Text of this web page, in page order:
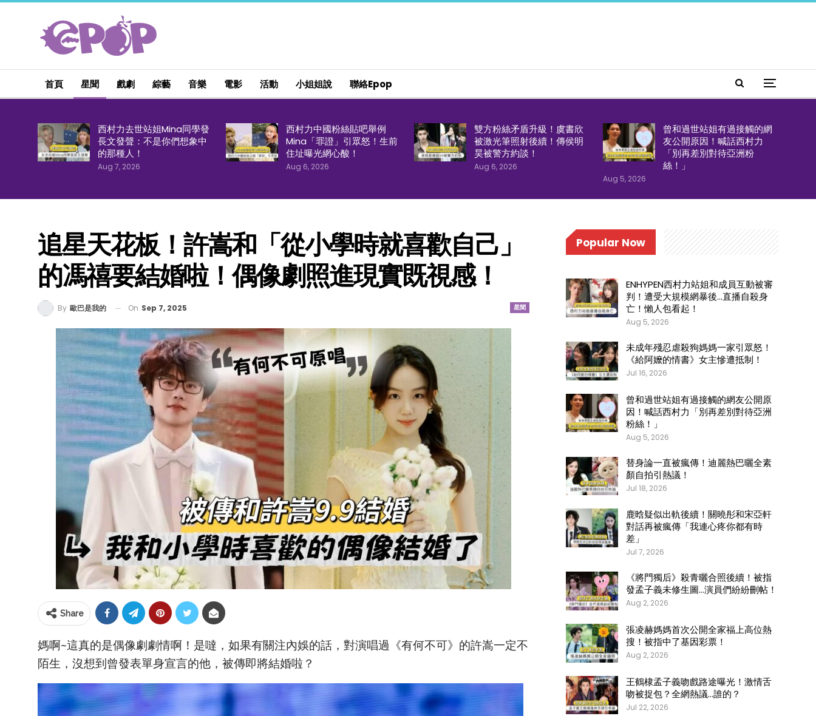
首頁 星聞 戲劇 綜藝 音樂 電影 活動 小姐姐說 聯絡epop
西村力去世站姐Mina同學發
長文發聲：不是你們想象中
的那種人！
Aug 7, 2026
西村力中國粉絲貼吧舉例
Mina「罪證」引眾怒！生前
住址曝光網心酸！
Aug 6, 2026
雙方粉絲矛盾升級！虞書欣
被激光筆照射後續！傳侯明
昊被警方約談！
Aug 6, 2026
曾和過世站姐有過接觸的網
友公開原因！喊話西村力
「別再差別對待亞洲粉
絲！」
Aug 5, 2026
追星天花板！許嵩和「從小學時就喜歡自己」
的馮禧要結婚啦！偶像劇照進現實既視感！
星聞
By 歐巴是我的 On Sep 7, 2025
Share
媽啊~這真的是偶像劇劇情啊！是噠，如果有關注內娛的話，對演唱過《有何不可》的許嵩一定不
陌生，沒想到曾發表單身宣言的他，被傳即將結婚啦？
Popular Now
ENHYPEN西村力站姐和成員互動被審
判！遭受大規模網暴後…直播自殺身
亡！懶人包看起！
Aug 5, 2026
未成年殘忍虐殺狗媽媽一家引眾怒！
《給阿嬤的情書》女主慘遭抵制！
Jul 16, 2026
曾和過世站姐有過接觸的網友公開原
因！喊話西村力「別再差別對待亞洲
粉絲！」
Aug 5, 2026
替身論一直被瘋傳！迪麗熱巴曬全素
顏自拍引熱議！
Jul 18, 2026
鹿晗疑似出軌後續！關曉彤和宋亞軒
對話再被瘋傳「我連心疼你都有時
差」
Jul 7, 2026
《將門獨后》殺青曬合照後續！被指
發孟子義未修生圖…演員們紛紛刪帖！
Aug 2, 2026
張凌赫媽媽首次公開全家福上高位熱
搜！被指中了基因彩票！
Aug 2, 2026
王鶴棣孟子義吻戲路途曝光！激情舌
吻被捉包？全網熱議…誰的？
Jul 22, 2026